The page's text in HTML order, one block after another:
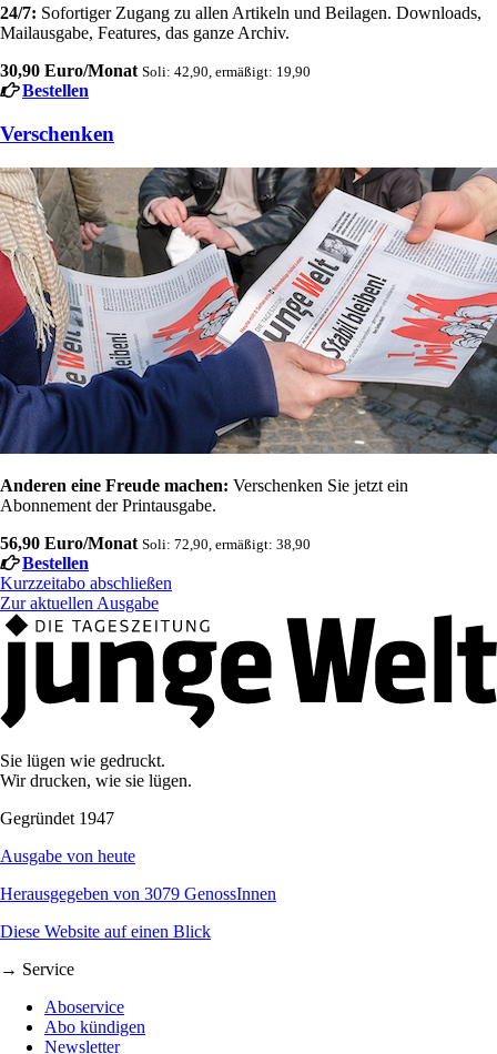
24/7: Sofortiger Zugang zu allen Artikeln und Beilagen. Downloads,
Mailausgabe, Features, das ganze Archiv.
30,90 Euro/Monat Soli: 42,90, ermäßigt: 19,90
Bestellen
Verschenken
Anderen eine Freude machen: Verschenken Sie jetzt ein
Abonnement der Printausgabe.
56,90 Euro/Monat Soli: 72,90, ermäßigt: 38,90
Bestellen
Kurzzeitabo abschließen
Zur aktuellen Ausgabe
Sie lügen wie gedruckt.
Wir drucken, wie sie lügen.
Gegründet 1947
Ausgabe von heute
Herausgegeben von 3079 GenossInnen
Diese Website auf einen Blick
→ Service
Aboservice
Abo kündigen
Newsletter